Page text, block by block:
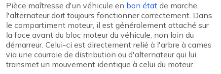
Pièce maîtresse d'un véhicule en bon état de marche,
l'alternateur doit toujours fonctionner correctement. Dans
le compartiment moteur, il est généralement attaché sur
la face avant du bloc moteur du véhicule, non loin du
démarreur. Celui-ci est directement relié à l'arbre à cames
via une courroie de distribution ou d'alternateur qui lui
transmet un mouvement identique à celui du moteur.